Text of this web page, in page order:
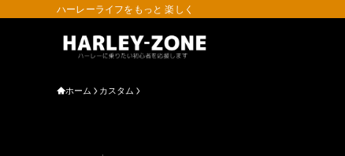
ハーレーライフをもっと 楽しく
ホーム カスタム